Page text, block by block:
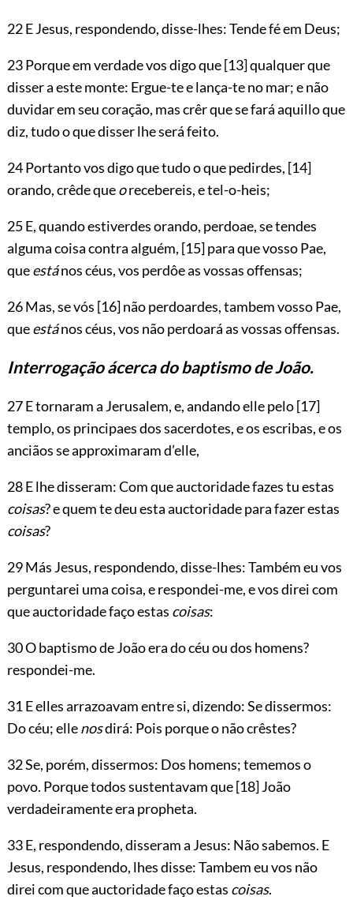
22 E Jesus, respondendo, disse-lhes: Tende fé em Deus;
23 Porque em verdade vos digo que[13]qualquer que
disser a este monte: Ergue-te e lança-te no mar; e não
duvidar em seu coração, mas crêr que se fará aquillo que
diz, tudo o que disser lhe será feito.
24 Portanto vos digo que tudo o que pedirdes, [14]
orando, crêde queorecebereis, e tel-o-heis;
25 E, quando estiverdes orando, perdoae, se tendes
alguma coisa contra alguém, [15]para que vosso Pae,
queestános céus, vos perdôe as vossas offensas;
26 Mas, se vós [16]não perdoardes, tambem vosso Pae,
queestános céus, vos não perdoará as vossas offensas.
Interrogação ácerca do baptismo de João.
27 E tornaram a Jerusalem, e, andando elle pelo[17]
templo, os principaes dos sacerdotes, e os escribas, e os
anciãos se approximaram d’elle,
28 E lhe disseram: Com que auctoridade fazes tu estas
coisas? e quem te deu esta auctoridade para fazer estas
coisas?
29 Más Jesus, respondendo, disse-lhes: Também eu vos
perguntarei uma coisa, e respondei-me, e vos direi com
que auctoridade faço estas coisas:
30 O baptismo de João era do céu ou dos homens?
respondei-me.
31 E elles arrazoavam entre si, dizendo: Se dissermos:
Do céu; ellenosdirá: Pois porque o não crêstes?
32 Se, porém, dissermos: Dos homens; tememos o
povo. Porque todos sustentavam que[18]João
verdadeiramente era propheta.
33 E, respondendo, disseram a Jesus: Não sabemos. E
Jesus, respondendo, lhes disse: Tambem eu vos não
direi com que auctoridade faço estas coisas.